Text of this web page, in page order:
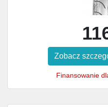
Zobacz
Finansowanie